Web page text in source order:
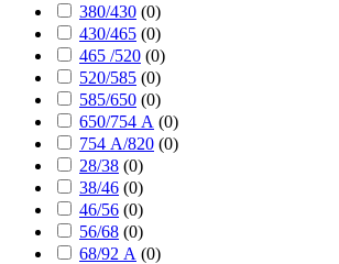
380/430 (0)
430/465 (0)
465 /520 (0)
520/585 (0)
585/650 (0)
650/754 А (0)
754 А/820 (0)
28/38 (0)
38/46 (0)
46/56 (0)
56/68 (0)
68/92 А (0)